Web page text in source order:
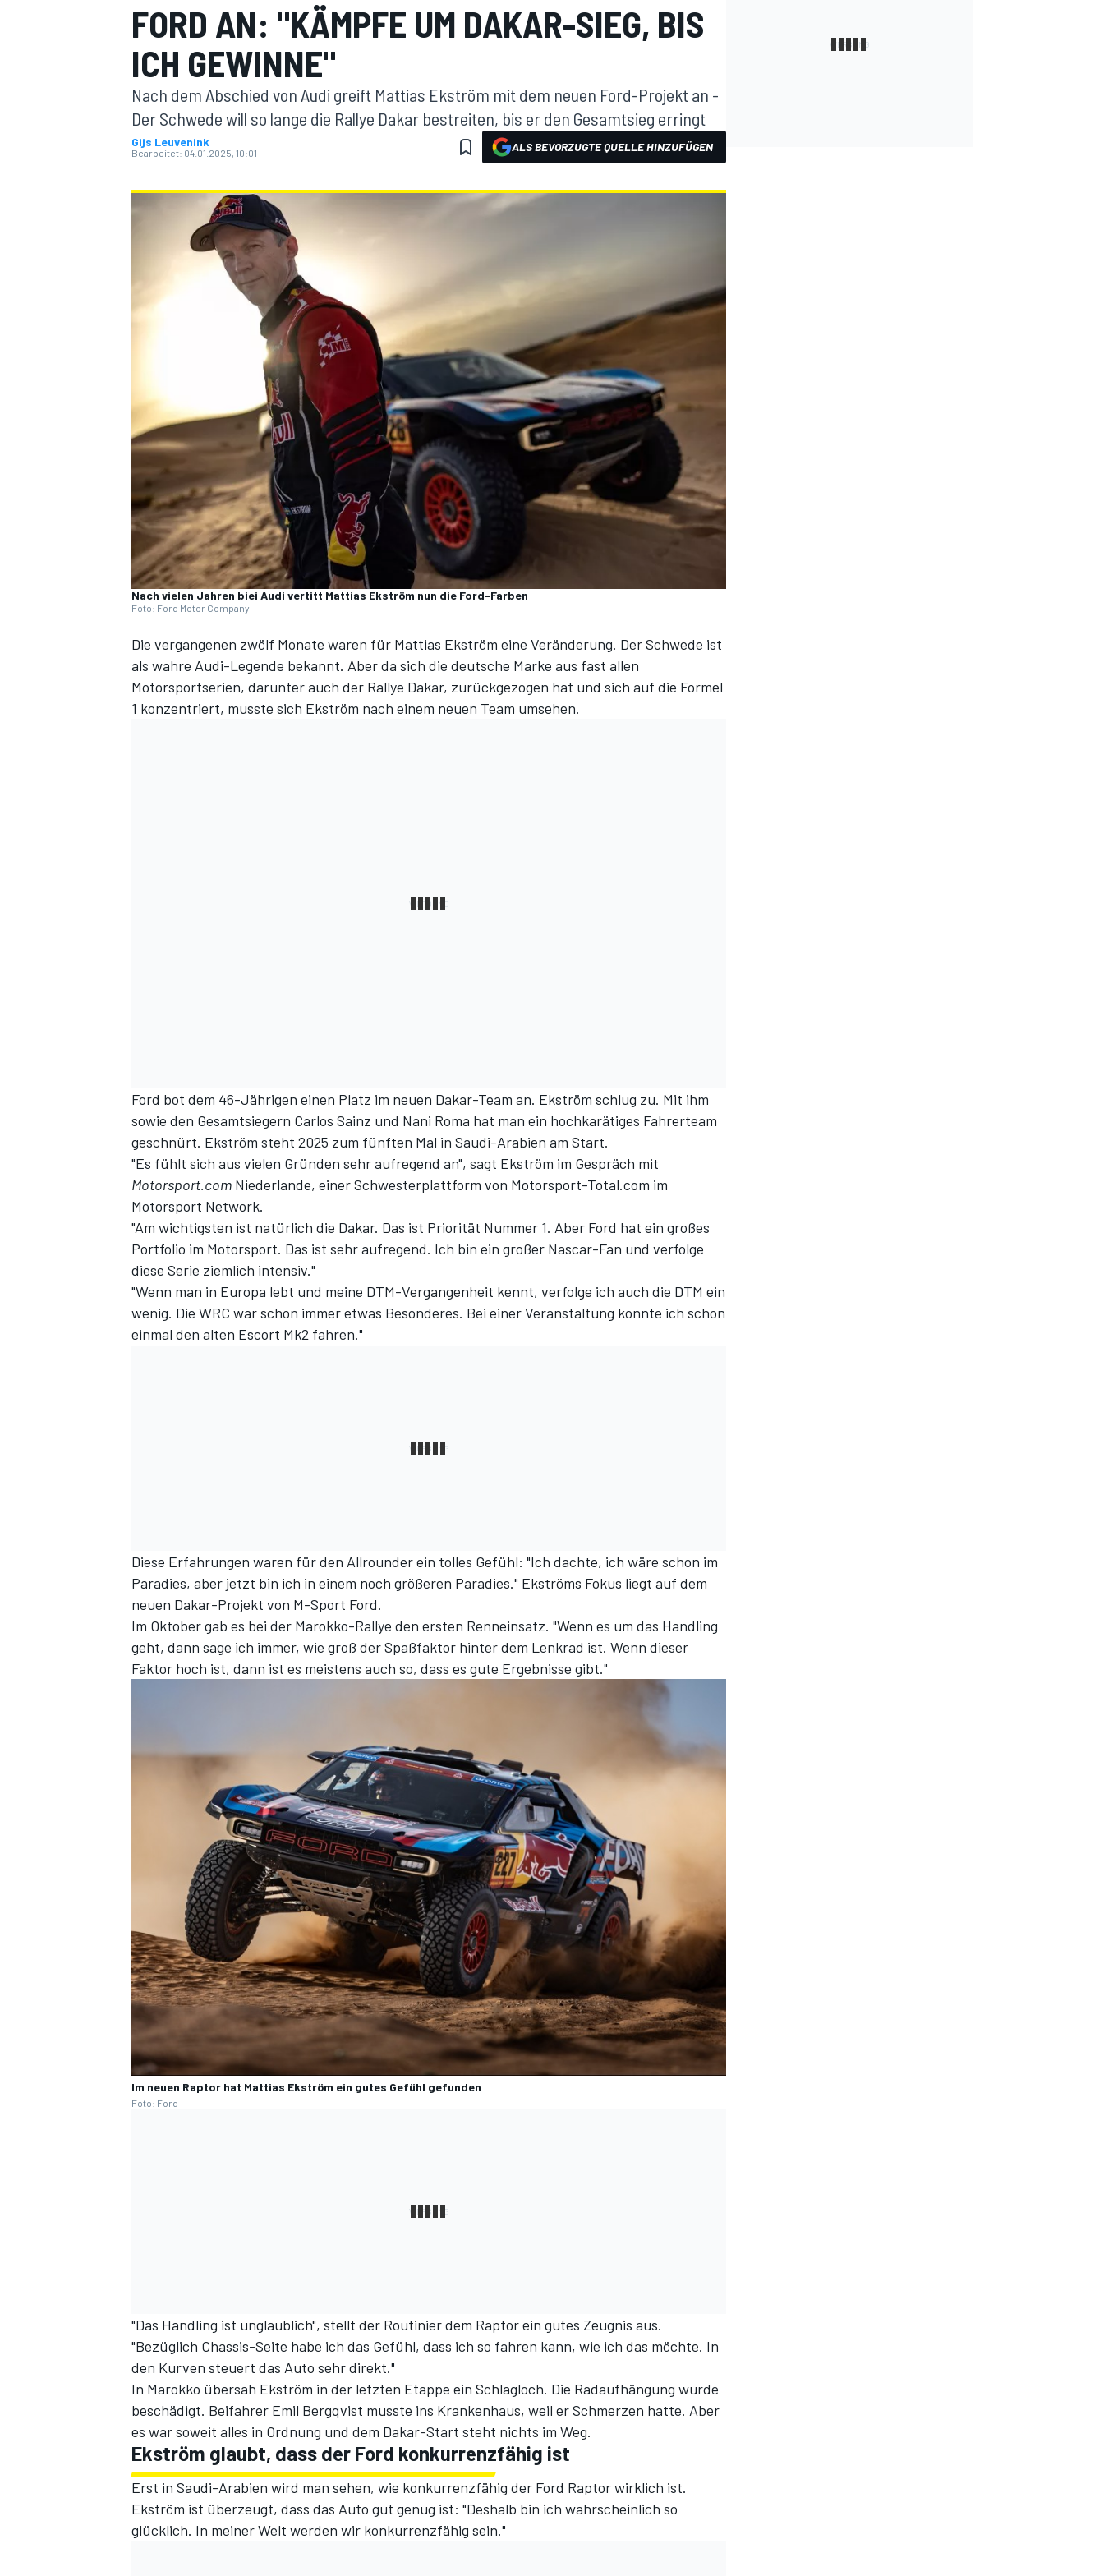
MOTOGP
DTM
SPORTWAGEN
FORD AN: "KÄMPFE UM DAKAR-SIEG, BIS
ICH GEWINNE"
Nach dem Abschied von Audi greift Mattias Ekström mit dem neuen Ford-Projekt an -
Der Schwede will so lange die Rallye Dakar bestreiten, bis er den Gesamtsieg erringt
Gijs Leuvenink
Bearbeitet: 04.01.2025, 10:01 ALS BEVORZUGTE QUELLE HINZUFÜGEN
Nach vielen Jahren biei Audi vertitt Mattias Ekström nun die Ford-Farben
Foto: Ford Motor Company
Die vergangenen zwölf Monate waren für Mattias Ekström eine Veränderung. Der Schwede ist
als wahre Audi-Legende bekannt. Aber da sich die deutsche Marke aus fast allen
Motorsportserien, darunter auch der Rallye Dakar, zurückgezogen hat und sich auf die Formel
1 konzentriert, musste sich Ekström nach einem neuen Team umsehen.
Ford bot dem 46-Jährigen einen Platz im neuen Dakar-Team an. Ekström schlug zu. Mit ihm
sowie den Gesamtsiegern Carlos Sainz und Nani Roma hat man ein hochkarätiges Fahrerteam
geschnürt. Ekström steht 2025 zum fünften Mal in Saudi-Arabien am Start.
"Es fühlt sich aus vielen Gründen sehr aufregend an", sagt Ekström im Gespräch mit
Motorsport.com Niederlande, einer Schwesterplattform von Motorsport-Total.com im
Motorsport Network.
"Am wichtigsten ist natürlich die Dakar. Das ist Priorität Nummer 1. Aber Ford hat ein großes
Portfolio im Motorsport. Das ist sehr aufregend. Ich bin ein großer Nascar-Fan und verfolge
diese Serie ziemlich intensiv."
"Wenn man in Europa lebt und meine DTM-Vergangenheit kennt, verfolge ich auch die DTM ein
wenig. Die WRC war schon immer etwas Besonderes. Bei einer Veranstaltung konnte ich schon
einmal den alten Escort Mk2 fahren."
Diese Erfahrungen waren für den Allrounder ein tolles Gefühl: "Ich dachte, ich wäre schon im
Paradies, aber jetzt bin ich in einem noch größeren Paradies." Ekströms Fokus liegt auf dem
neuen Dakar-Projekt von M-Sport Ford.
Im Oktober gab es bei der Marokko-Rallye den ersten Renneinsatz. "Wenn es um das Handling
geht, dann sage ich immer, wie groß der Spaßfaktor hinter dem Lenkrad ist. Wenn dieser
Faktor hoch ist, dann ist es meistens auch so, dass es gute Ergebnisse gibt."
Im neuen Raptor hat Mattias Ekström ein gutes Gefühl gefunden
Foto: Ford
"Das Handling ist unglaublich", stellt der Routinier dem Raptor ein gutes Zeugnis aus.
"Bezüglich Chassis-Seite habe ich das Gefühl, dass ich so fahren kann, wie ich das möchte. In
den Kurven steuert das Auto sehr direkt."
In Marokko übersah Ekström in der letzten Etappe ein Schlagloch. Die Radaufhängung wurde
beschädigt. Beifahrer Emil Bergqvist musste ins Krankenhaus, weil er Schmerzen hatte. Aber
es war soweit alles in Ordnung und dem Dakar-Start steht nichts im Weg.
Ekström glaubt, dass der Ford konkurrenzfähig ist
Erst in Saudi-Arabien wird man sehen, wie konkurrenzfähig der Ford Raptor wirklich ist.
Ekström ist überzeugt, dass das Auto gut genug ist: "Deshalb bin ich wahrscheinlich so
glücklich. In meiner Welt werden wir konkurrenzfähig sein."